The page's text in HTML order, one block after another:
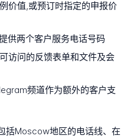
价值,或预订时指定的申报价
供两个客户服务电话号码
访问的反馈表单和文件及会
频道作为额外的客户支
括Moscow地区的电话线、在